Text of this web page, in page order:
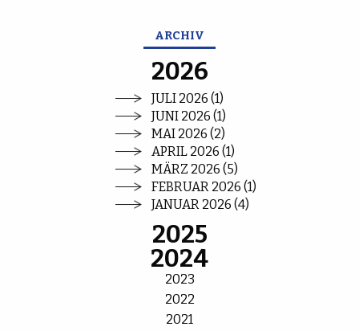
ARCHIV
2026
JULI 2026 (1)
JUNI 2026 (1)
MAI 2026 (2)
APRIL 2026 (1)
MÄRZ 2026 (5)
FEBRUAR 2026 (1)
JANUAR 2026 (4)
2025
2024
2023
2022
2021